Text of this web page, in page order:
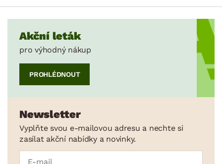
Akční leták
pro výhodný nákup
PROHLÉDNOUT
Newsletter
Vyplňte svou e-mailovou adresu a nechte si
zasílat akční nabídky a novinky.